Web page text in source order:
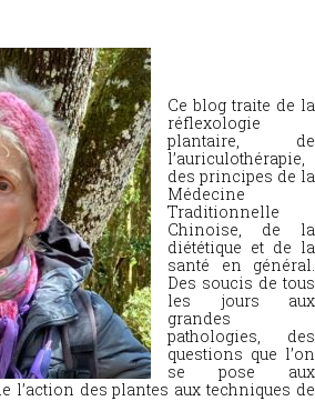
Ce blog traite de la
réflexologie
plantaire, de
l’auriculothérapie,
des principes de la
Médecine
Traditionnelle
Chinoise, de la
diététique et de la
santé en général.
Des soucis de tous
les jours aux
grandes
pathologies, des
questions que l’on
se pose aux
l’action des plantes aux techniques de